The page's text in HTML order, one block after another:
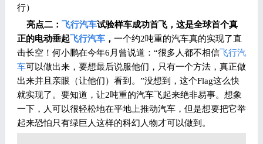
行）
亮点二： 飞行汽车试验样车成功首飞，这是全球首个真
正的电动垂起飞行汽车， 一个约2吨重的汽车真的实现了直
击长空！何小鹏在今年6月曾说道：“很多人都不相信飞行汽
车可以做出来，要想最后说服他们，只有一个方法，真正做
出来并且亲眼（让他们）看到。”没想到，这个Flag这么快
就实现了。要知道，让2吨重的汽车飞起来绝非易事。想象
一下，人可以很轻松地在平地上推动汽车，但是想要把它举
起来恐怕只有绿巨人这样的科幻人物才可以做到。